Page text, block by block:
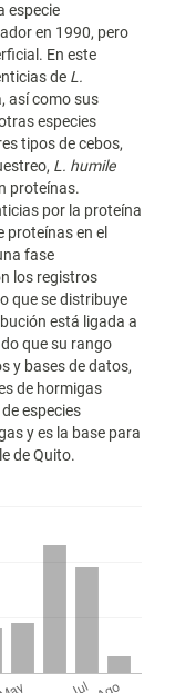
especie
en 1990, pero
En este
de L.
así como sus
especies
tipos de cebos,
L. humile
proteínas.
por la proteína
proteínas en el
fase
los registros
que se distribuye
está ligada a
que su rango
y bases de datos,
de hormigas
especies
y es la base para
de Quito.